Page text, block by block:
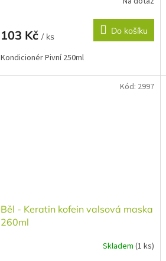
103 Kč / ks
Do košíku
Kondicionér Pivní 250ml
Běl - Keratin kofein valsová maska
260ml
Skladem (1 ks)
Kód: 2997